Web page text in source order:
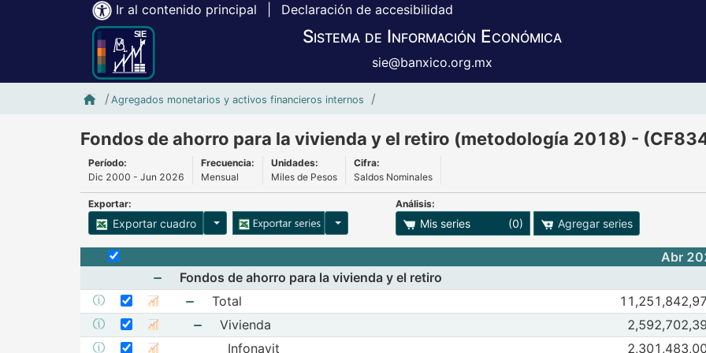
Ir al contenido principal Declaración de accesibilidad
Sistema de Información Económica
sie@banxico.org.mx
Inicio SIE-Banxico
Agregados monetarios y activos financieros internos
Fondos de ahorro para la vivienda y el retiro (metodología 2018) -
Período:
Dic 2000 - Jun 2026
Frecuencia:
Mensual
Unidades:
Miles de Pesos
Cifra:
Saldos Nominales
Exportar:
Exportar cuadro Opciones para exportar cuadroOpciones para exportar series
Análisis:
Mis series (0) Agregar series
Selecciona o desmarca todas las series Abr
Mostrar elementos de Fondos de ahorro para la vivienda y el retiro
Fondos de ahorro para la vivienda y el retiro
Seleccione sus series
Seleccionar serie Total
Mostrar elementos de Total
Total Abr 2026
Mostrar metadatos de la serie Vivienda
Seleccione sus series
Seleccionar serie Vivienda
Mostrar elementos de Vivienda
Vivienda Abr 2026May
Mostrar metadatos de la serie Infonavit
Seleccionar serie Infonavit
Infonavit Abr 2026May